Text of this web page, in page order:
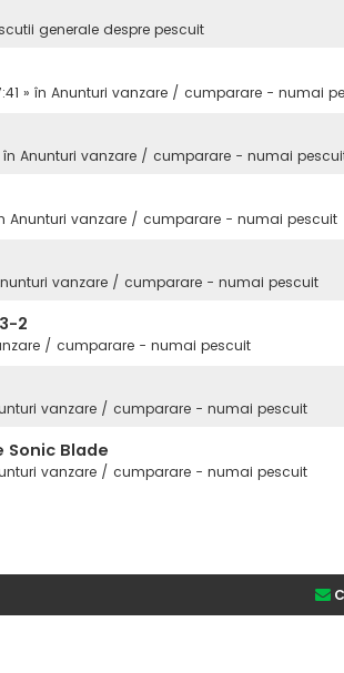
generale despre pescuit
» în Anunturi vanzare / cumparare - numai
în Anunturi vanzare / cumparare - numai
Anunturi vanzare / cumparare - numai pescuit
vanzare / cumparare - numai pescuit
2
/ cumparare - numai pescuit
vanzare / cumparare - numai pescuit
Sonic Blade
vanzare / cumparare - numai pescuit